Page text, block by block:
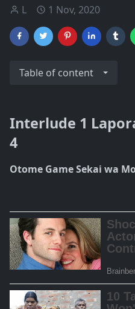
L 1 Nov, 2020
Table of content
Interlude 1
4
Otome Game Sekai wa